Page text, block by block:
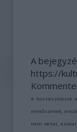
A
https://
A hozzászólások
minősülnek,
nem vállal,